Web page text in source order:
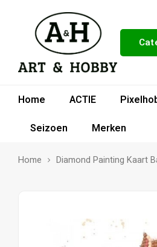
Home ACTIE
Seizoen
Merken
Home Diamond Painting Kaart